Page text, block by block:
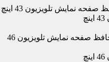
نمایش تلویزیون 43 اینچ
قیمت و خرید اینترنتی انواع محافظ صفحه نمایش تلویزیون 46